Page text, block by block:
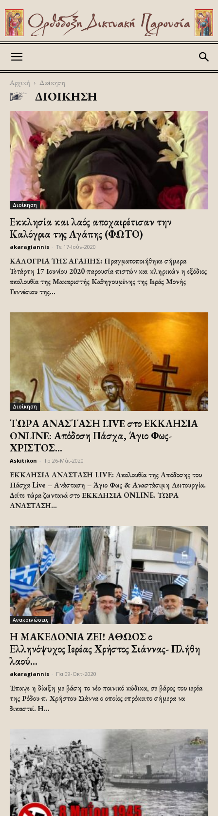
Αρχική Διοίκηση
ΔΙΟΊΚΗΣΗ
Διοίκηση
Εκκλησία και λαός αποχαιρέτισαν την
Καλόγρια της Αγάπης (ΦΩΤΟ)
akaragiannis Τε 17-Ιούν-2020
ΚΑΛΟΓΡΙΑ ΤΗΣ ΑΓΑΠΗΣ: Πραγματοποιήθηκε σήμερα
Τετάρτη 17 Ιουνίου 2020 παρουσία πιστών και κληρικών η εξόδιος
ακολουθία της Μακαριστής Καθηγουμένης της Ιεράς Μονής
Γεννέσιου της...
Διοίκηση
ΤΩΡΑ ΑΝΑΣΤΑΣΗ LIVE στο ΕΚΚΛΗΣΙΑ
ONLINE: Απόδοση Πάσχα, Άγιο Φως-
ΧΡΙΣΤΟΣ...
Askitikon Τρ 26-Μάι-2020
ΕΚΚΛΗΣΙΑ ΑΝΑΣΤΑΣΗ LIVE: Ακολουθία της Απόδοσης του
Πάσχα Live – Ανάσταση – Άγιο Φως & Αναστάσιμη Λειτουργία.
Δείτε τώρα ζωντανά στο ΕΚΚΛΗΣΙΑ ONLINE. ΤΩΡΑ
ΑΝΑΣΤΑΣΗ...
Ανακοινώσεις
Η ΜΑΚΕΔΟΝΙΑ ΖΕΙ! ΑΘΩΟΣ ο
Ελληνόψυχος Ιερέας Χρήστος Σιάννας- Πλήθη
λαού...
akaragiannis Πα 09-Οκτ-2020
Έπαψε η δίωξη με βάση το νέο ποινικό κώδικα, σε βάρος του ιερέα
της Ρόδου π. Χρήστου Σιάννα ο οποίος επρόκειτο σήμερα να
δικαστεί. Η...